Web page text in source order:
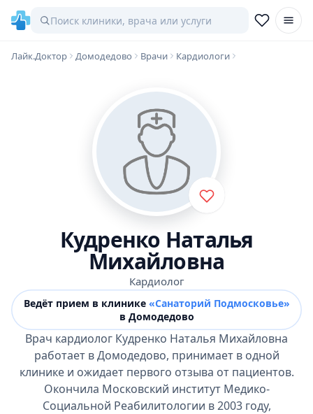
Лайк.Доктор Домодедово Врачи Кардиологи
Кудренко Наталья
Михайловна
Кардиолог
Ведёт прием в клинике «Санаторий Подмосковье»
в Домодедово
Врач кардиолог Кудренко Наталья Михайловна
работает в Домодедово, принимает в одной
клинике и ожидает первого отзыва от пациентов.
Окончила Московский институт Медико-
Социальной Реабилитологии в 2003 году,